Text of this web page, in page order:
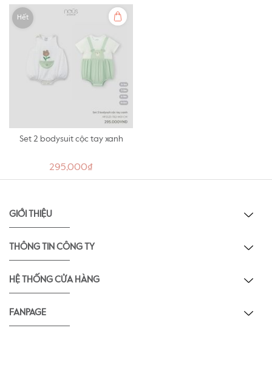
Hết
Set 2 bodysuit cộc tay xanh
295,000₫
GIỚI THIỆU
THÔNG TIN CÔNG TY
HỆ THỐNG CỬA HÀNG
FANPAGE